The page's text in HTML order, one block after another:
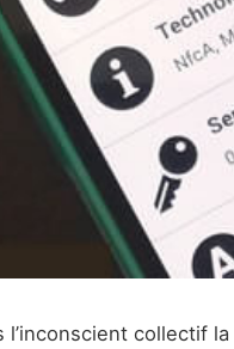
collectif